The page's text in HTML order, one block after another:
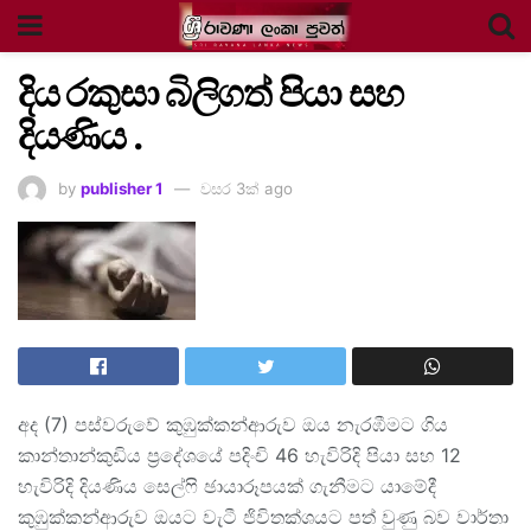
දිය රකුසා බිලිගත් පියා සහ
දියණිය .
by publisher 1 වසර 3ක් ago
අද (7) පස්වරුවේ කුඹුක්කන්ආරුව ඔය නැරඹීමට ගිය
කාන්තාන්කුඩිය ප්‍රදේශයේ පදිංචි 46 හැවිරිදි පියා සහ 12
හැවිරිදි දියණිය සෙල්ෆි ඡායාරූපයක් ගැනීමට යාමේදී
කුඹුක්කන්ආරුව ඔයට වැටී ජිවිතක්ශයට පත් වුණු බව වාර්තා